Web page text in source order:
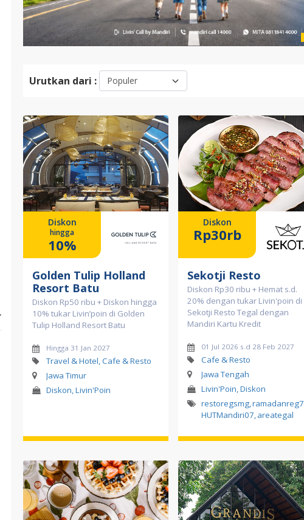
Urutkan dari :
Diskon
hingga
10%
Golden Tulip Holland
Resort Batu
Diskon Rp50 ribu + Diskon hingga
10% tukar Livin’poin di Golden
Tulip Holland Resort Batu
Hingga 31 Jan 2027
Travel & Hotel, Cafe & Resto
Jawa Timur
Diskon, Livin'Poin
Diskon
Rp30rb
Sekotji Resto
Diskon Rp30 ribu + Hemat s.d.
20% dengan tukar Livin'poin di
Sekotji Resto Tegal dengan
Mandiri Kartu Kredit
01 Jul 2026 s.d 28 Feb 2027
Cafe & Resto
Jawa Tengah
Livin'Poin, Diskon
restoregsmg,ramadanreg7
HUTMandiri07,areategal